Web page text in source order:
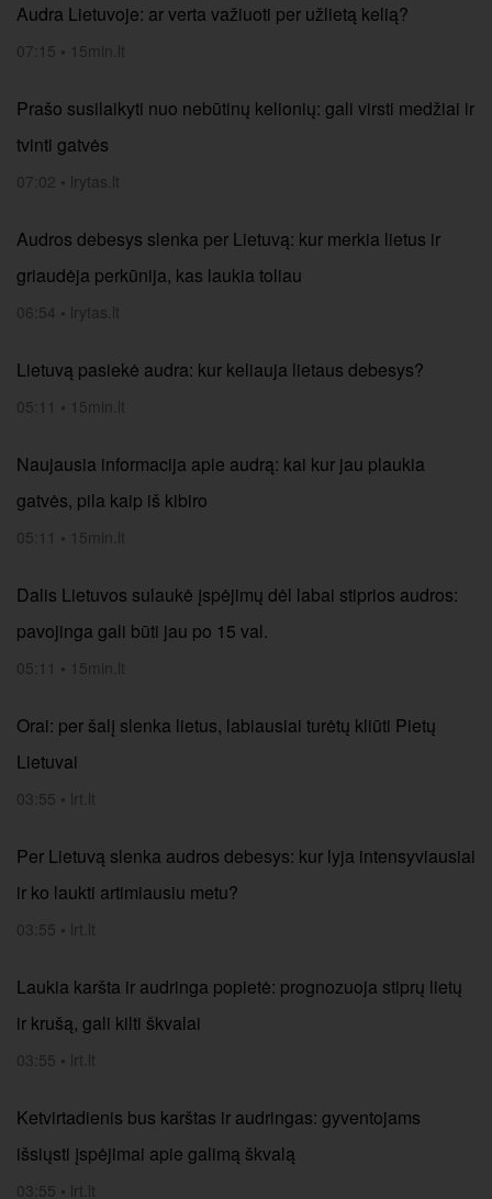
Audra Lietuvoje: ar verta važiuoti per užlietą kelią?
07:15 • 15min.lt
Prašo susilaikyti nuo nebūtinų kelionių: gali virsti medžiai ir
tvinti gatvės
07:02 • lrytas.lt
Audros debesys slenka per Lietuvą: kur merkia lietus ir
griaudėja perkūnija, kas laukia toliau
06:54 • lrytas.lt
Lietuvą pasiekė audra: kur keliauja lietaus debesys?
05:11 • 15min.lt
Naujausia informacija apie audrą: kai kur jau plaukia
gatvės, pila kaip iš kibiro
05:11 • 15min.lt
Dalis Lietuvos sulaukė įspėjimų dėl labai stiprios audros:
pavojinga gali būti jau po 15 val.
05:11 • 15min.lt
Orai: per šalį slenka lietus, labiausiai turėtų kliūti Pietų
Lietuvai
03:55 • lrt.lt
Per Lietuvą slenka audros debesys: kur lyja intensyviausiai
ir ko laukti artimiausiu metu?
03:55 • lrt.lt
Laukia karšta ir audringa popietė: prognozuoja stiprų lietų
ir krušą, gali kilti škvalai
03:55 • lrt.lt
Ketvirtadienis bus karštas ir audringas: gyventojams
išsiųsti įspėjimai apie galimą škvalą
03:55 • lrt.lt